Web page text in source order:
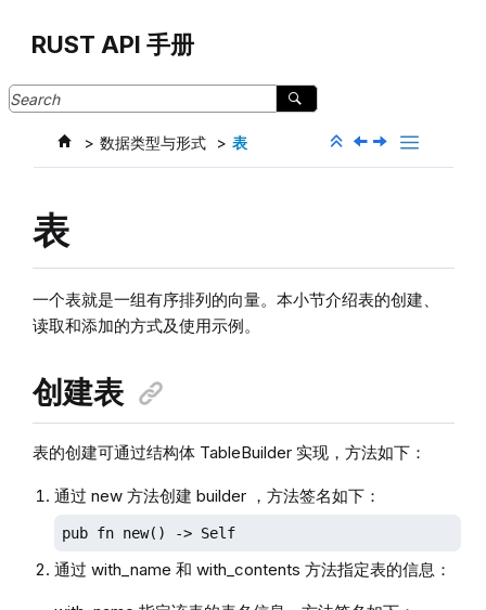
RUST API 手册
数据类型与形式 表
表
一个表就是一组有序排列的向量。本小节介绍表的创建、
读取和添加的方式及使用示例。
创建表
表的创建可通过结构体 TableBuilder 实现，方法如下：
通过 new 方法创建 builder ，方法签名如下：
pub fn new() -> Self
通过 with_name 和 with_contents 方法指定表的信息：